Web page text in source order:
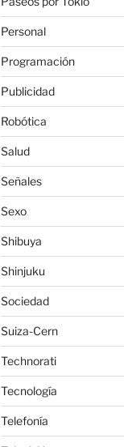
Personal
Programación
Publicidad
Robótica
Salud
Señales
Sexo
Shibuya
Shinjuku
Sociedad
Suiza-Cern
Technorati
Tecnología
Telefonía